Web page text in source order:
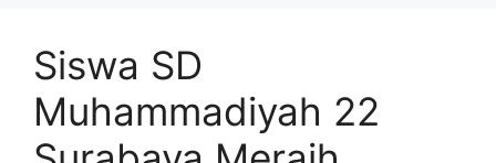
Siswa SD
Muhammadiyah 22